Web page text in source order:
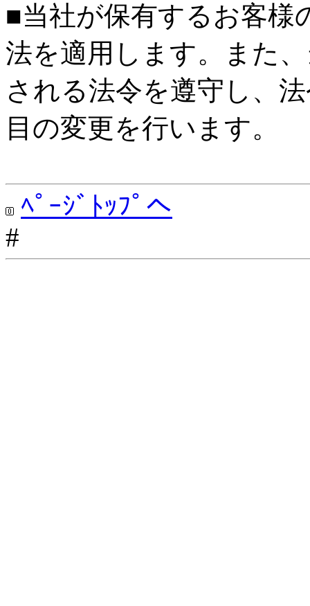
■当社が保有するお客様
法を適用します。また
される法令を遵守し、
目の変更を行います。
ﾍﾟｰｼﾞﾄｯﾌﾟへ
#